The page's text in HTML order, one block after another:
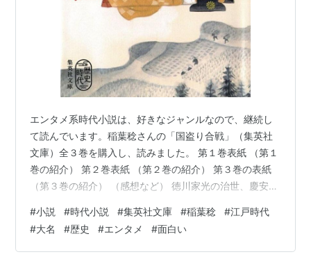
エンタメ系時代小説は、好きなジャンルなので、継続し
て読んでいます。稲葉稔さんの「国盗り合戦」（集英社
文庫）全３巻を購入し、読みました。 第１巻表紙 （第１
巻の紹介） 第２巻表紙 （第２巻の紹介） 第３巻の表紙
（第３巻の紹介） （感想など） 徳川家光の治世、慶安年
様）の間における領地紛争（国盗り合戦）を描いたも
の。奥平藩（譜代）が、山賊を使って、椿山藩（外様）
の失政を招かせ、旧領地を取り戻そうと図るのが、大筋
#小説 #時代小説 #集英社文庫 #稲葉稔 #江戸時代
#大名 #歴史 #エンタメ #面白い